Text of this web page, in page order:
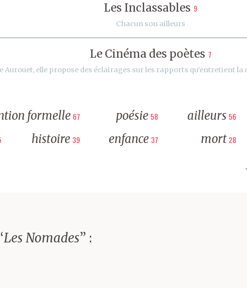
Les Inclassables 9
Chacun son ailleurs
Le Cinéma des poètes 7
Aurouet, elle propose des éclairages sur les rapports qu’entretient
formelle 67 poésie 58 ailleurs 56
histoire 39 enfance 37 mort 28
Les Nomades” :